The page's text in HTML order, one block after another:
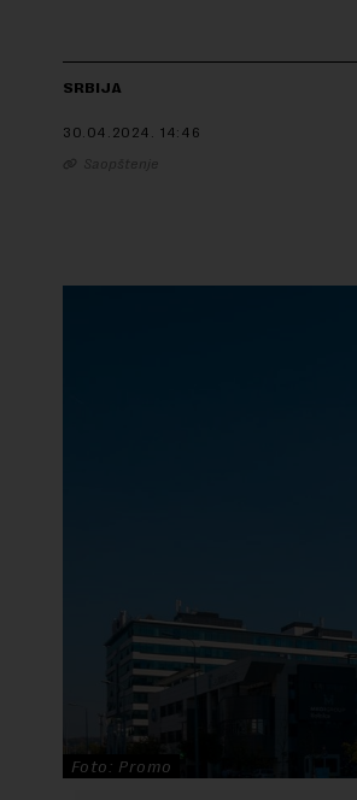
SRBIJA
30.04.2024. 14:46
Saopštenje
Foto: Promo